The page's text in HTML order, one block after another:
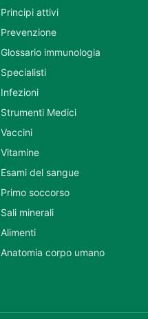
Principi attivi
Prevenzione
Glossario immunologia
Specialisti
Infezioni
Strumenti Medici
Vaccini
Vitamine
Esami del sangue
Primo soccorso
Sali minerali
Alimenti
Anatomia corpo umano